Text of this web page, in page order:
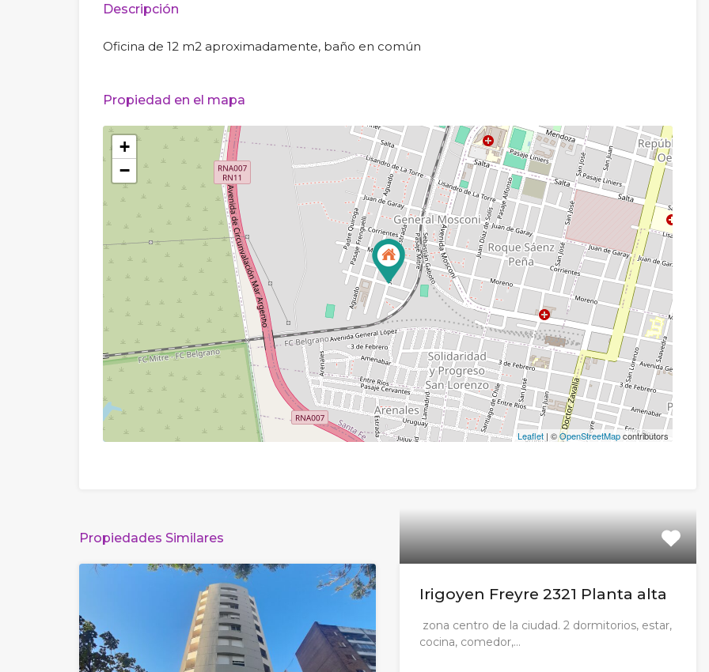
Descripción
Oficina de 12 m2 aproximadamente, baño en común
Propiedad en el mapa
+
−
Leaflet| ©OpenStreetMapcontributors
Propiedades Similares
Irigoyen Freyre 2321 Planta alta
zona centro de la ciudad. 2 dormitorios, estar,
cocina, comedor,…